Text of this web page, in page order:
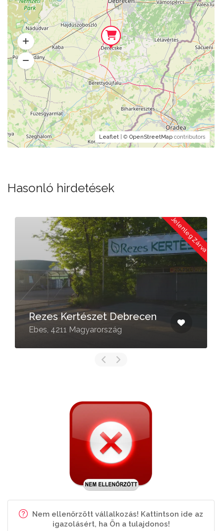
Leaflet | © OpenStreetMap contributors
Hasonló hirdetések
Jelenleg Zárva
Rezes Kertészet Debrecen
Ebes, 4211 Magyarország
Nem ellenőrzött vállalkozás! Kattintson ide az
igazolásért, ha Ön a tulajdonos!